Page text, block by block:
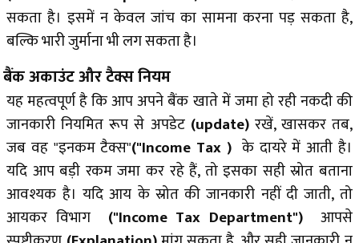
सकता है। इसमें न केवल जांच का सामना करना पड़ सकता है,
बल्कि भारी जुर्माना भी लग सकता है।
बैंक अकाउंट और टैक्स नियम
यह महत्वपूर्ण है कि आप अपने बैंक खाते में जमा हो रही नकदी की
जानकारी नियमित रूप से अपडेट(update) रखें, खासकर तब,
जब वह "इनकम टैक्स"("Income Tax ) के दायरे में आती है।
यदि आप बड़ी रकम जमा कर रहे हैं, तो इसका सही स्रोत बताना
आवश्यक है। यदि आय के स्रोत की जानकारी नहीं दी जाती, तो
आयकर विभाग
("Income Tax Department")
आपसे